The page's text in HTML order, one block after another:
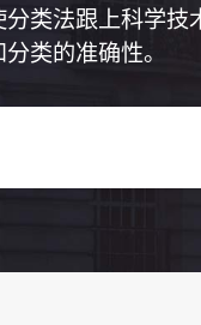
类法跟上科学
类的准确性。